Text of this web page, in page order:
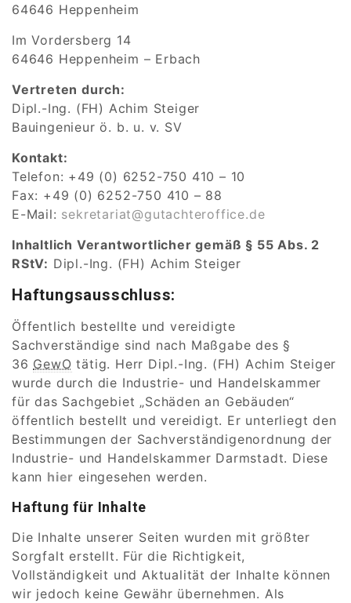
64646 Heppenheim
Im Vordersberg 14
64646 Heppenheim – Erbach
Vertreten durch:
Dipl.-Ing. (FH) Achim Steiger
Bauingenieur ö. b. u. v. SV
Kontakt:
Telefon: +49 (0) 6252-750 410 – 10
Fax: +49 (0) 6252-750 410 – 88
E-Mail: sekretariat@gutachteroffice.de
Inhaltlich Verantwortlicher gemäß § 55 Abs. 2
RStV: Dipl.-Ing. (FH) Achim Steiger
Haftungsausschluss:
Öffentlich bestellte und vereidigte
Sachverständige sind nach Maßgabe des §
36 GewO tätig. Herr Dipl.-Ing. (FH) Achim Steiger
wurde durch die Industrie- und Handelskammer
für das Sachgebiet „Schäden an Gebäuden“
öffentlich bestellt und vereidigt. Er unterliegt den
Bestimmungen der Sachverständigenordnung der
Industrie- und Handelskammer Darmstadt. Diese
kann hier eingesehen werden.
Haftung für Inhalte
Die Inhalte unserer Seiten wurden mit größter
Sorgfalt erstellt. Für die Richtigkeit,
Vollständigkeit und Aktualität der Inhalte können
wir jedoch keine Gewähr übernehmen. Als